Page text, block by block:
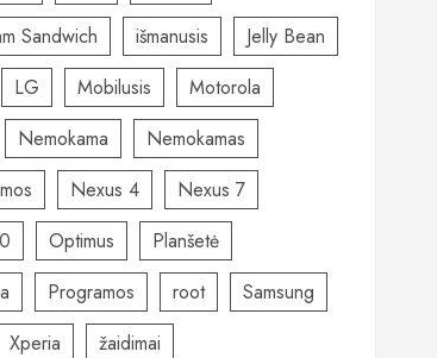
Sandwich
išmanusis
Jelly Bean
LG Mobilusis
Motorola
Nemokama
Nemokamas
Nexus 4
Nexus 7
Optimus
Planšetė
Programos root
Samsung
Xperia žaidimai